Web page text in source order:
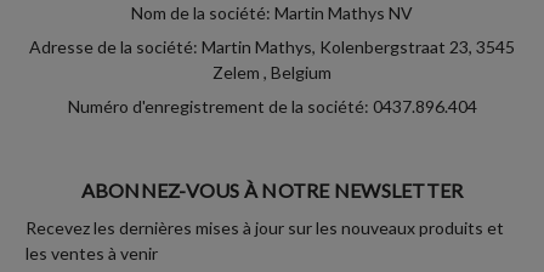
Nom de la société: Martin Mathys NV
Adresse de la société: Martin Mathys, Kolenbergstraat 23, 3545
Zelem , Belgium
Numéro d'enregistrement de la société: 0437.896.404
ABONNEZ-VOUS À NOTRE NEWSLETTER
Recevez les dernières mises à jour sur les nouveaux produits et
les ventes à venir